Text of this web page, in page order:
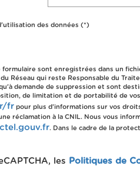
des données (*)
sont enregistrées dans un
Réseau qui reste Responsable du
demande de suppression et sont
de limitation et de portabilité de
fr pour plus d’informations sur vos
réclamation à la CNIL. Nous vous
. Dans le cadre de la
les Politiques de